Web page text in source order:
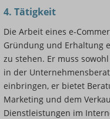
4. Tätigkeit
Die Arbeit eines e-
Gründung und Erhaltung
zu stehen. Er muss
in der
einbringen, er bietet
Marketing und dem
Dienstleistungen im